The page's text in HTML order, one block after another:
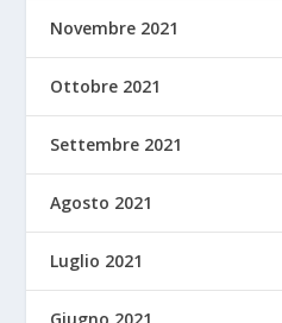
Novembre 2021
Ottobre 2021
Settembre 2021
Agosto 2021
Luglio 2021